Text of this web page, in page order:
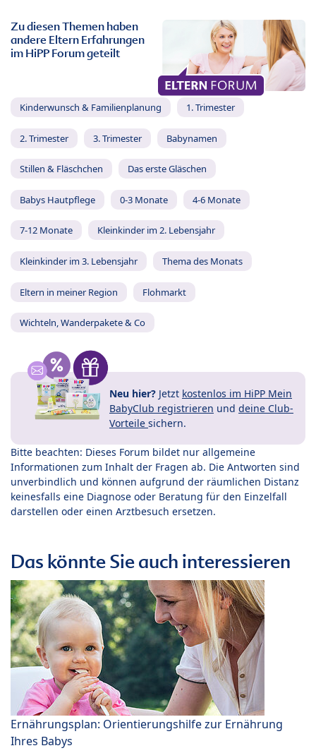
Zu diesen Themen haben
andere Eltern Erfahrungen
im HiPP Forum geteilt
Kinderwunsch & Familienplanung 1. Trimester
2. Trimester 3. Trimester Babynamen
Stillen & Fläschchen Das erste Gläschen
Babys Hautpflege 0-3 Monate 4-6 Monate
7-12 Monate Kleinkinder im 2. Lebensjahr
Kleinkinder im 3. Lebensjahr Thema des Monats
Eltern in meiner Region Flohmarkt
Wichteln, Wanderpakete & Co
Neu hier? Jetzt kostenlos im HiPP Mein
BabyClub registrieren und deine Club-
Vorteile sichern.
Bitte beachten: Dieses Forum bildet nur allgemeine
Informationen zum Inhalt der Fragen ab. Die Antworten sind
unverbindlich und können aufgrund der räumlichen Distanz
keinesfalls eine Diagnose oder Beratung für den Einzelfall
darstellen oder einen Arztbesuch ersetzen.
Das könnte Sie auch interessieren
Ernährungsplan: Orientierungshilfe zur Ernährung
Ihres Babys